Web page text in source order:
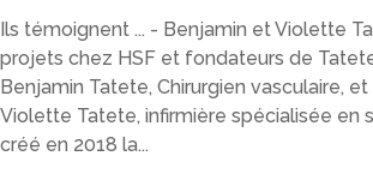
Ils témoignent ... - Benjamin et Violette
projets chez HSF et fondateurs de
Benjamin Tatete, Chirurgien vasculaire,
Violette Tatete, infirmière spécialisée en
créé en 2018 la...